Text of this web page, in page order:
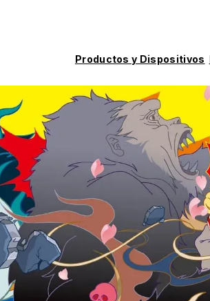
Productos y Dispositivos